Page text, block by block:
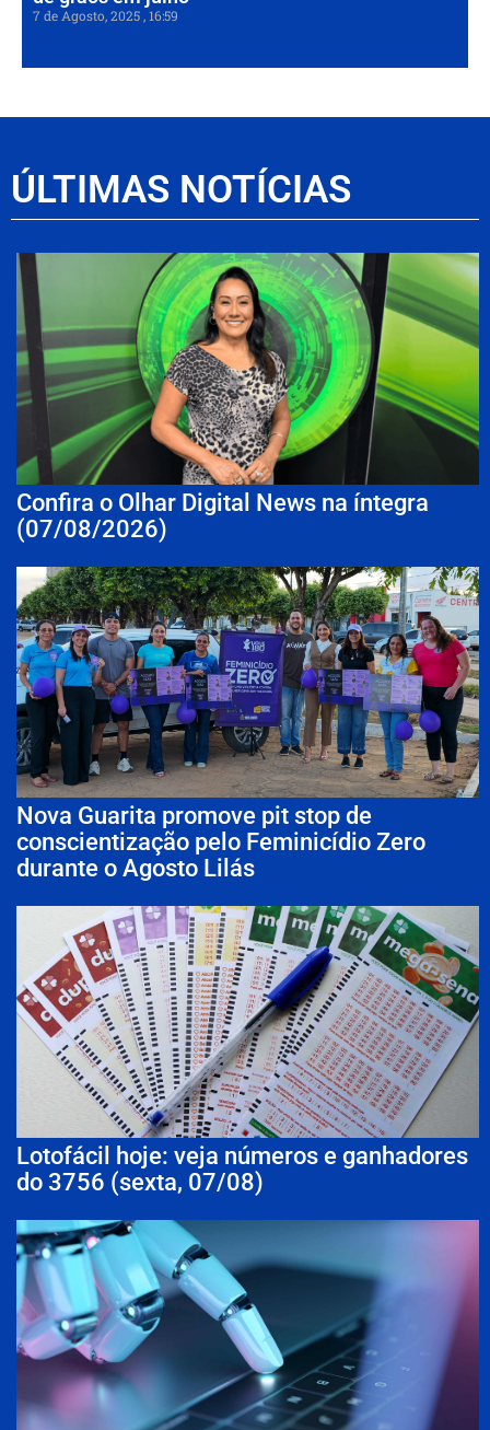
7 de Agosto, 2025 16:59
ÚLTIMAS NOTÍCIAS
Confira o Olhar Digital News na íntegra
(07/08/2026)
Nova Guarita promove pit stop de
conscientização pelo Feminicídio Zero
durante o Agosto Lilás
Lotofácil hoje: veja números e ganhadores
do 3756 (sexta, 07/08)